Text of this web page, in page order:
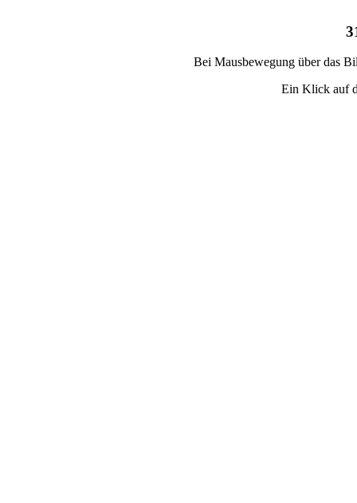
Bei Mausbewegung über das
Ein Klick auf